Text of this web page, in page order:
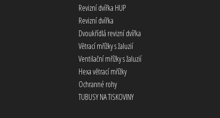
Revizní dvířka HUP
Revizní dvířka
Dvoukřídlá revizní dvířka
Větrací mřížky s žaluzií
Ventilační mřížky s žaluzií
Hexa větrací mřížky
Ochranné rohy
TUBUSY NA TISKOVINY